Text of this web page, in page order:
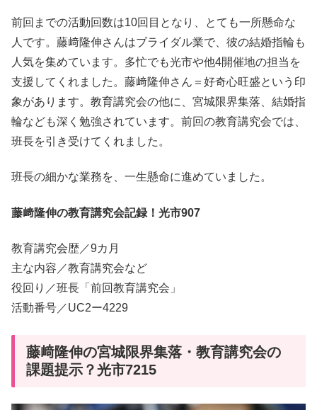
前回までの活動回数は10回目となり、とても一所懸命な
人です。藤﨑隆伸さんはブライダル業で、彼の結婚指輪も
人気を集めています。多忙でも光市や他4開催地の担当を
支援してくれました。藤﨑隆伸さん＝好奇心旺盛という印
象があります。教育講究会の他に、宮城限界集落、結婚指
輪なども深く勉強されています。前回の教育講究会では、
班長を引き受けてくれました。
班長の細かな業務を、一生懸命に進めていました。
藤﨑隆伸の教育講究会記録！光市907
教育講究会歴／9カ月
主な内容／教育講究会など
役回り／班長「前回教育講究会」
活動番号／UC2ー4229
藤﨑隆伸の宮城限界集落・教育講究会の
課題提示？光市7215